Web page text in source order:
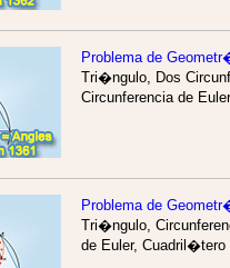
Problema de
Tri�ngulo, Dos
Circunferencia de
Problema de
Tri�ngulo,
de Euler,